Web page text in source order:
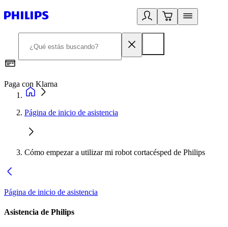
Paga con Klarna
Página de inicio de asistencia
Cómo empezar a utilizar mi robot cortacésped de Philips
Página de inicio de asistencia
Asistencia de Philips